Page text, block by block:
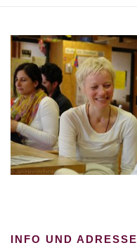
KONTAKT
INFO UND ADRESSE